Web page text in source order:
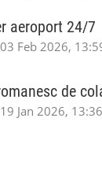
aeroport 24/7
Feb 2026,
de
Jan 2026, 13:36